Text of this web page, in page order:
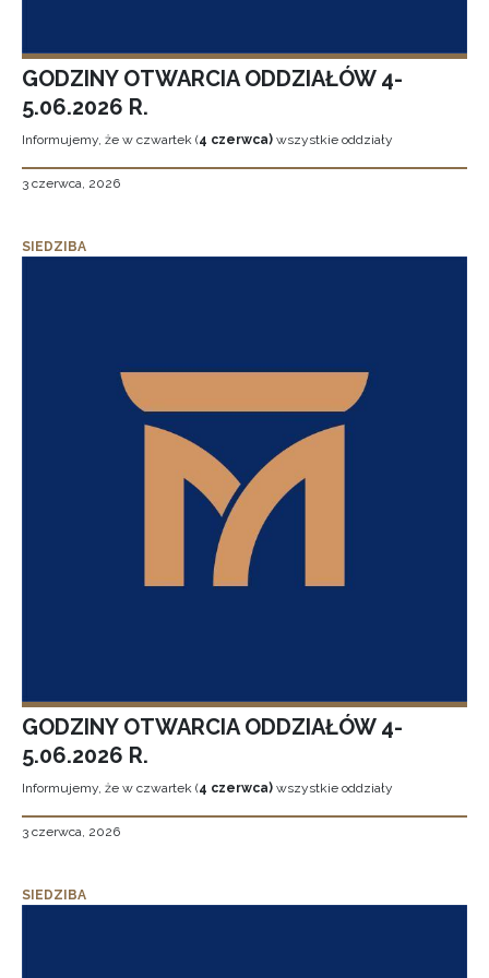
GODZINY OTWARCIA ODDZIAŁÓW 4-
5.06.2026 R.
Informujemy, że w czwartek (4 czerwca) wszystkie oddziały
3 czerwca, 2026
SIEDZIBA
GODZINY OTWARCIA ODDZIAŁÓW 4-
5.06.2026 R.
Informujemy, że w czwartek (4 czerwca) wszystkie oddziały
3 czerwca, 2026
SIEDZIBA